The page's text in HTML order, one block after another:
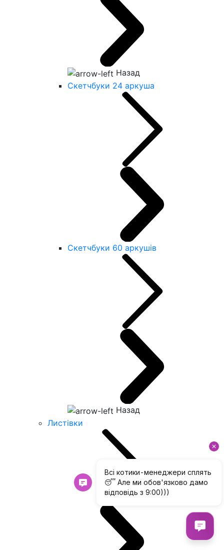
Назад
Скетчбуки 24 аркуша
Скетчбуки 60 аркушів
Назад
Листівки